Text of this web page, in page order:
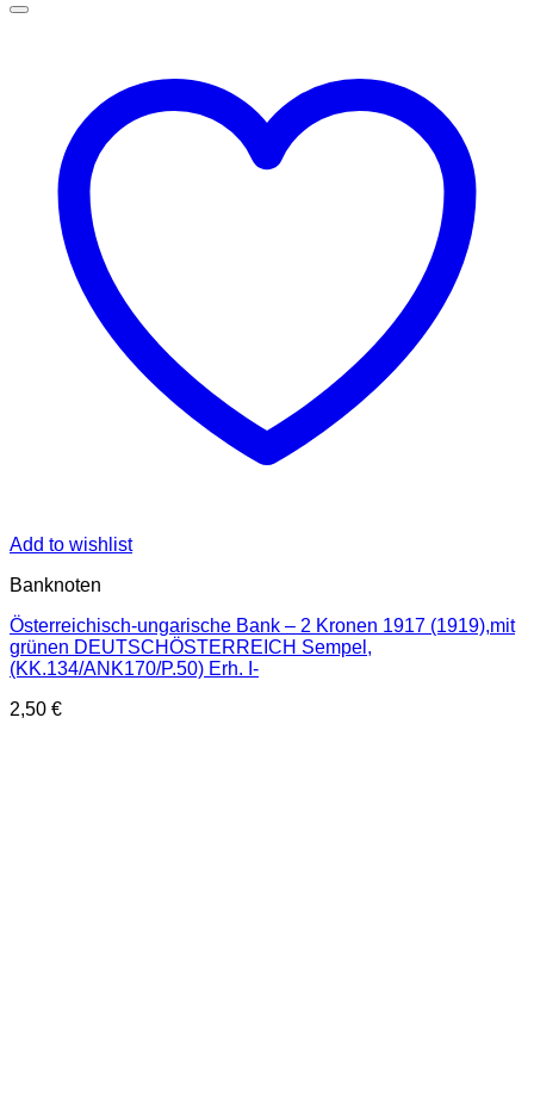
Add to wishlist
Banknoten
Österreichisch-ungarische Bank – 2 Kronen 1917 (1919),mit
grünen DEUTSCHÖSTERREICH Sempel,
(KK.134/ANK170/P.50) Erh. I-
2,50 €